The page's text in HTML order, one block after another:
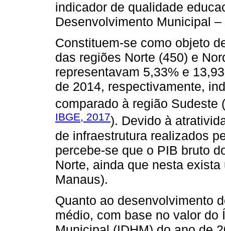
indicador de qualidade
Desenvolvimento Municipal
Constituem-se como objeto
das regiões Norte (450) e
representavam 5,33% e
de 2014, respectivamente,
comparado à região Sudeste
IBGE, 2017). Devido à
de infraestrutura realizados
percebe-se que o PIB bruto
Norte, ainda que nesta
Manaus).
Quanto ao desenvolvimento
médio, com base no valor